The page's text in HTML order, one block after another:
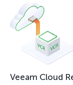
Veeam Cloud